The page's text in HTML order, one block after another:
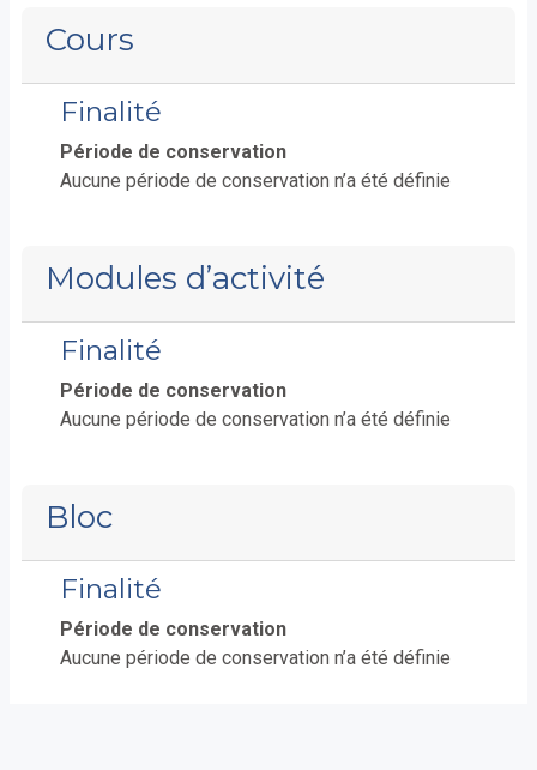
Cours
Finalité
Période de conservation
Aucune période de conservation n’a été définie
Modules d’activité
Finalité
Période de conservation
Aucune période de conservation n’a été définie
Bloc
Finalité
Période de conservation
Aucune période de conservation n’a été définie